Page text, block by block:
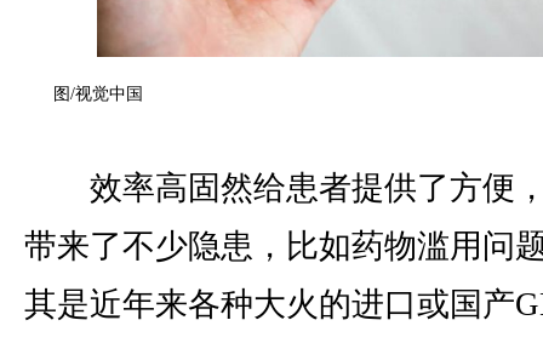
图/视觉中国
效率高固然给患者提供了方便
带来了不少隐患，比如药物滥用问
其是近年来各种大火的进口或国产